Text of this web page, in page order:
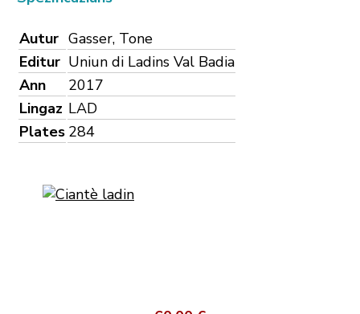
Autur Gasser, Tone
Editur Uniun di Ladins Val Badia
Ann
2017
Lingaz LAD
Plates 284